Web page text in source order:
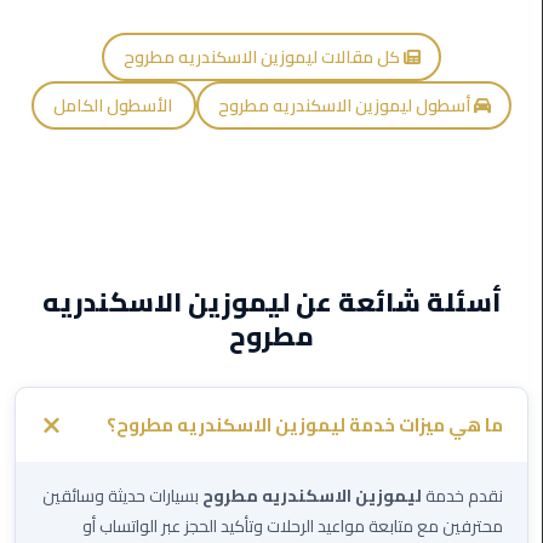
لاين
ليموزين
التجمع
ليموزين
كل مقالات ليموزين الاسكندريه مطروح
أسطول ليموزين الاسكندريه مطروح
الأسطول الكامل
أسئلة شائعة عن ليموزين الاسكندريه
مطروح
ما هي ميزات خدمة ليموزين الاسكندريه مطروح؟
نقدم خدمةليموزين الاسكندريه مطروحبسيارات حديثة وسائقين
محترفين مع متابعة مواعيد الرحلات وتأكيد الحجز عبر الواتساب أو